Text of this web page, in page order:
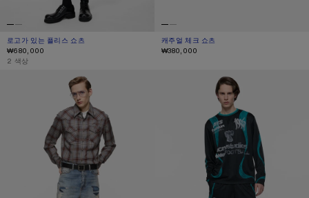
로고가 있는 플리스 쇼츠
현재 색상: 페이딩 핑크
가격: ₩680,000.
₩680,000
,2 색상
캐주얼 체크 쇼츠
현재 색상: 그린 멀티 컬러
가격: ₩380,000.
₩380,000
캐주얼 그래픽 쇼츠